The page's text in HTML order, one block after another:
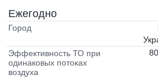
Ежегодно
Город
Эффективность ТО при
одинаковых потоках
воздуха